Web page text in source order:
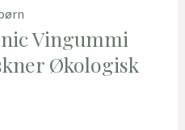
Vingummi
Økologisk